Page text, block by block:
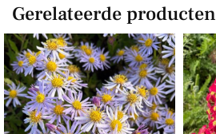
Gerelateerde producten